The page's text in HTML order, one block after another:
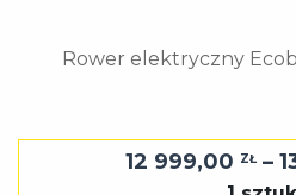
Rower elektryczny
12 999,00 ZŁ –